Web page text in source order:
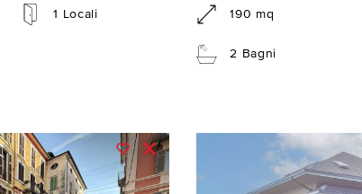
1 Locali 190 mq
2 Bagni